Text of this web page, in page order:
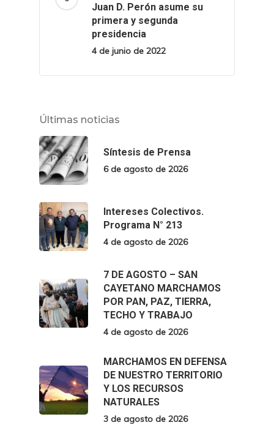
Juan D. Perón asume su
primera y segunda
presidencia
4 de junio de 2022
Últimas noticias
Síntesis de Prensa
6 de agosto de 2026
Intereses Colectivos.
Programa N° 213
4 de agosto de 2026
7 DE AGOSTO – SAN
CAYETANO MARCHAMOS
POR PAN, PAZ, TIERRA,
TECHO Y TRABAJO
4 de agosto de 2026
MARCHAMOS EN DEFENSA
DE NUESTRO TERRITORIO
Y LOS RECURSOS
NATURALES
3 de agosto de 2026